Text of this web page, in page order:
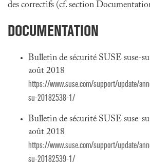
des correctifs (cf. section
DOCUMENTATION
Bulletin de sécurité SUSE suse-
août 2018
https://www.suse.com/support/update/
su-20182538-1/
Bulletin de sécurité SUSE suse-
août 2018
https://www.suse.com/support/update/
su-20182539-1/